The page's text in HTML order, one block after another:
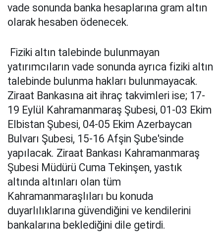
vade sonunda banka hesaplarına gram altın
olarak hesaben ödenecek.
Fiziki altın talebinde bulunmayan
yatırımcıların vade sonunda ayrıca fiziki altın
talebinde bulunma hakları bulunmayacak.
Ziraat Bankasına ait ihraç takvimleri ise; 17-
19 Eylül Kahramanmaraş Şubesi, 01-03 Ekim
Elbistan Şubesi, 04-05 Ekim Azerbaycan
Bulvarı Şubesi, 15-16 Afşin Şube'sinde
yapılacak. Ziraat Bankası Kahramanmaraş
Şubesi Müdürü Cuma Tekinşen, yastık
altında altınları olan tüm
Kahramanmaraşlıları bu konuda
duyarlılıklarına güvendiğini ve kendilerini
bankalarına beklediğini dile getirdi.